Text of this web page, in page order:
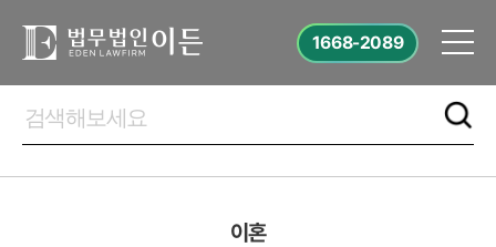
1668-2089
이혼